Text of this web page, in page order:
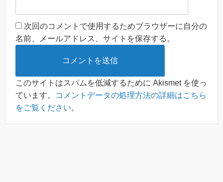
次回のコメントで使用するためブラウザーに自分の
名前、メールアドレス、サイトを保存する。
このサイトはスパムを低減するために Akismet を使っ
ています。
コメントデータの処理方法の詳細はこちら
をご覧ください。